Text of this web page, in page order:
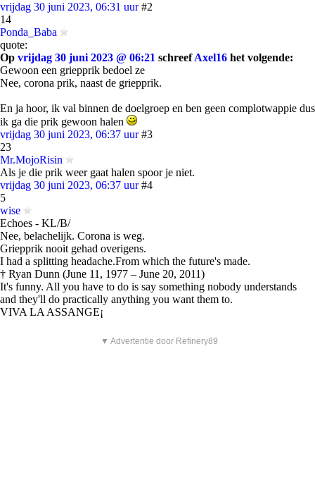
vrijdag 30 juni 2023, 06:31 uur #2
14
Ponda_Baba
quote:
Op vrijdag 30 juni 2023 @ 06:21 schreefAxel16 het volgende:
Gewoon een griepprik bedoel ze
Nee, corona prik, naast de griepprik.
En ja hoor, ik val binnen de doelgroep en ben geen complotwappie dus
ik ga die prik gewoon halen
vrijdag 30 juni 2023, 06:37 uur #3
23
Mr.MojoRisin
Als je die prik weer gaat halen spoor je niet.
vrijdag 30 juni 2023, 06:37 uur #4
5
wise
Echoes - KL/B/
Nee, belachelijk. Corona is weg.
Griepprik nooit gehad overigens.
I had a splitting headache.From which the future's made.
† Ryan Dunn (June 11, 1977 – June 20, 2011)
It's funny. All you have to do is say something nobody understands
and they'll do practically anything you want them to.
VIVA LA ASSANGE¡
▼ Advertentie door Refinery89